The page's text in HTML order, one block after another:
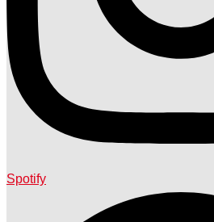
Spotify